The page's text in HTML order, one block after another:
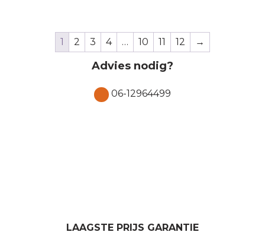
1 2 3 4 … 10 11 12 →
Advies nodig?
06-12964499
LAAGSTE PRIJS GARANTIE